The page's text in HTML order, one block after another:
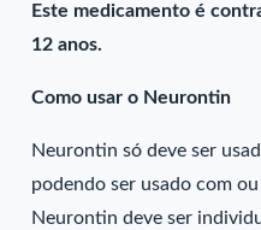
Este medicamento é
12 anos.
Como usar o Neurontin
Neurontin só deve ser
podendo ser usado com
Neurontin deve ser